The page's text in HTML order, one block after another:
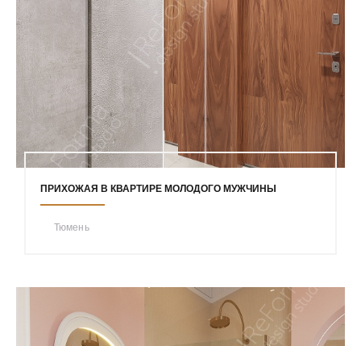
ПРИХОЖАЯ В КВАРТИРЕ МОЛОДОГО МУЖЧИНЫ
Тюмень